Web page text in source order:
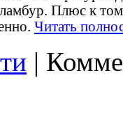
Плюс к
Читать
|